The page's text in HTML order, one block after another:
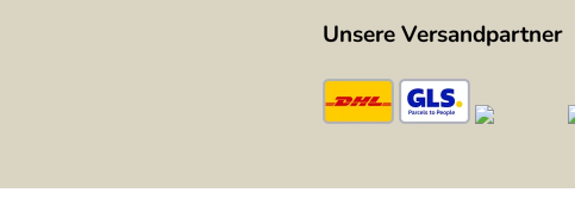
Unsere Versandpartner